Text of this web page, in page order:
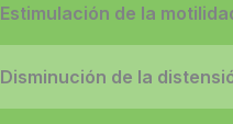
Estimulación de la
Disminución de la